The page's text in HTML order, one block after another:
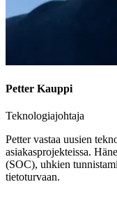
Petter Kauppi
Teknologiajohtaja
Petter vastaa uusien
asiakasprojekteissa.
(SOC), uhkien
tietoturvaan.